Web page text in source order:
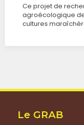
Ce projet de
agroécologique
cultures
Le GRAB